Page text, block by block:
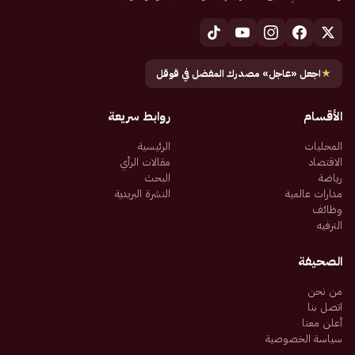
★اجعل «عاجل» مصدرك المفضل في قوقل
الأقسام
المحليات
الاقتصاد
رياضة
مدارات عالمية
وظائف
الترفيه
روابط سريعة
الرئيسية
مقالات الرأي
البحث
النشرة البريدية
الصحيفة
من نحن
اتصل بنا
أعلن معنا
سياسة الخصوصية